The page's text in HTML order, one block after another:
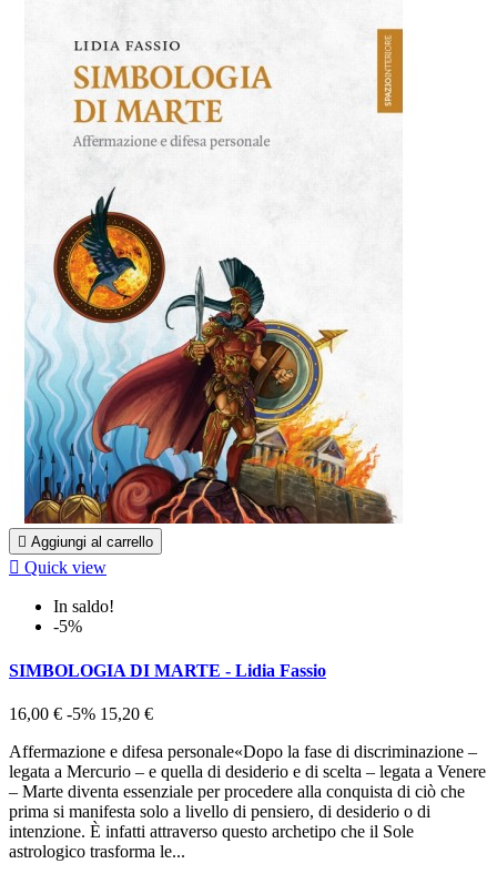
 Aggiungi al carrello
 Quick view
In saldo!
-5%
SIMBOLOGIA DI MARTE - Lidia Fassio
16,00 € -5% 15,20 €
Affermazione e difesa personale«Dopo la fase di discriminazione –
legata a Mercurio – e quella di desiderio e di scelta – legata a Venere
– Marte diventa essenziale per procedere alla conquista di ciò che
prima si manifesta solo a livello di pensiero, di desiderio o di
intenzione. È infatti attraverso questo archetipo che il Sole
astrologico trasforma le...